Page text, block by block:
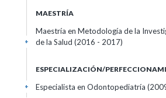
MAESTRÍA
Maestría en Metodología de la
de la Salud (2016 - 2017)
+
ESPECIALIZACIÓN/
Especialista en Odontopediatría
+